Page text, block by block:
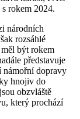
rokem 2024.
národních
rozsáhlé
být rokem
představuje
námořní dopravy
hnojiv do
obzvláště
který prochází